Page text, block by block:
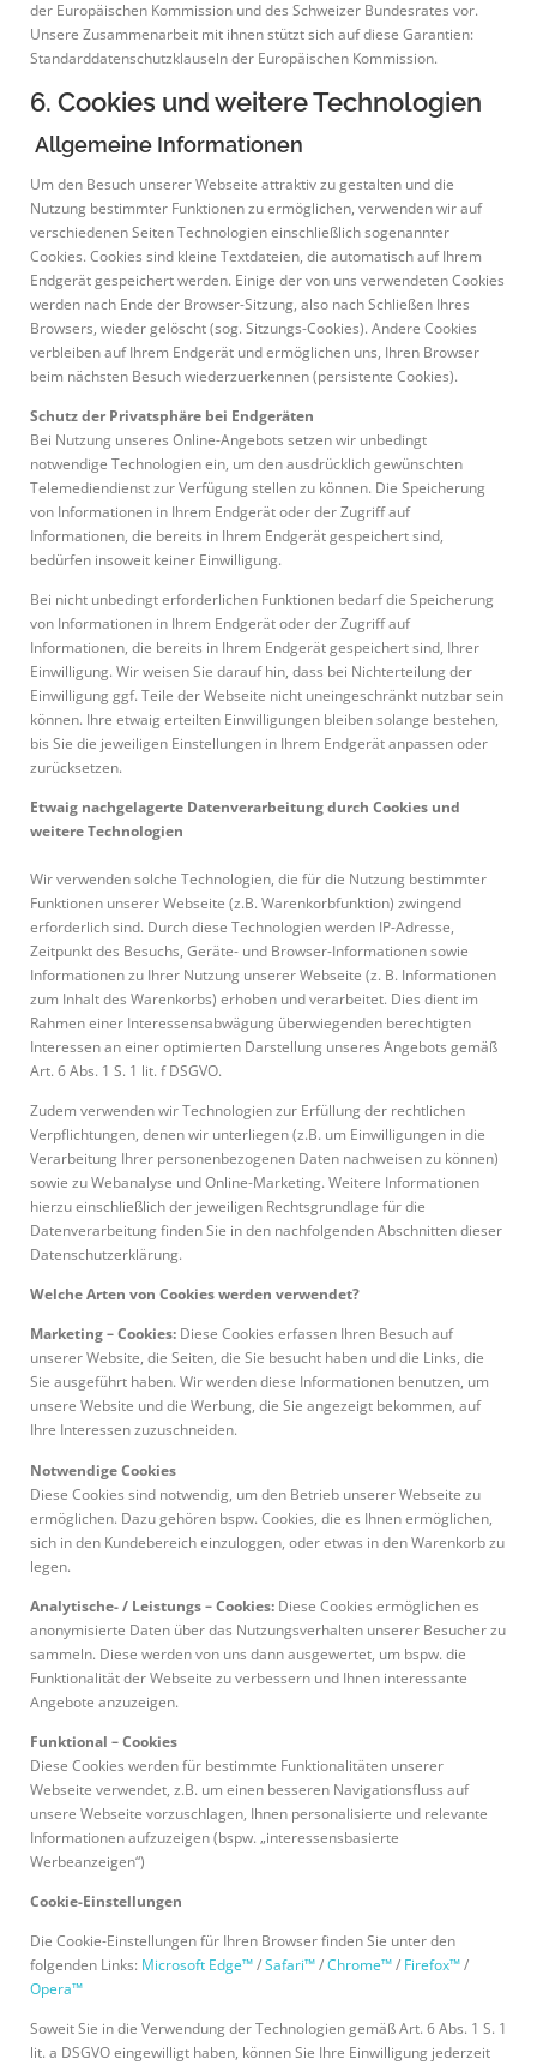
der Europäischen Kommission und des Schweizer Bundesrates vor.
Unsere Zusammenarbeit mit ihnen stützt sich auf diese Garantien:
Standarddatenschutzklauseln der Europäischen Kommission.
6. Cookies und weitere Technologien
Allgemeine Informationen
Um den Besuch unserer Webseite attraktiv zu gestalten und die
Nutzung bestimmter Funktionen zu ermöglichen, verwenden wir auf
verschiedenen Seiten Technologien einschließlich sogenannter
Cookies. Cookies sind kleine Textdateien, die automatisch auf Ihrem
Endgerät gespeichert werden. Einige der von uns verwendeten Cookies
werden nach Ende der Browser-Sitzung, also nach Schließen Ihres
Browsers, wieder gelöscht (sog. Sitzungs-Cookies). Andere Cookies
verbleiben auf Ihrem Endgerät und ermöglichen uns, Ihren Browser
beim nächsten Besuch wiederzuerkennen (persistente Cookies).
Schutz der Privatsphäre bei Endgeräten
Bei Nutzung unseres Online-Angebots setzen wir unbedingt
notwendige Technologien ein, um den ausdrücklich gewünschten
Telemediendienst zur Verfügung stellen zu können. Die Speicherung
von Informationen in Ihrem Endgerät oder der Zugriff auf
Informationen, die bereits in Ihrem Endgerät gespeichert sind,
bedürfen insoweit keiner Einwilligung.
Bei nicht unbedingt erforderlichen Funktionen bedarf die Speicherung
von Informationen in Ihrem Endgerät oder der Zugriff auf
Informationen, die bereits in Ihrem Endgerät gespeichert sind, Ihrer
Einwilligung. Wir weisen Sie darauf hin, dass bei Nichterteilung der
Einwilligung ggf. Teile der Webseite nicht uneingeschränkt nutzbar sein
können. Ihre etwaig erteilten Einwilligungen bleiben solange bestehen,
bis Sie die jeweiligen Einstellungen in Ihrem Endgerät anpassen oder
zurücksetzen.
Etwaig nachgelagerte Datenverarbeitung durch Cookies und
weitere Technologien
Wir verwenden solche Technologien, die für die Nutzung bestimmter
Funktionen unserer Webseite (z.B. Warenkorbfunktion) zwingend
erforderlich sind. Durch diese Technologien werden IP-Adresse,
Zeitpunkt des Besuchs, Geräte- und Browser-Informationen sowie
Informationen zu Ihrer Nutzung unserer Webseite (z. B. Informationen
zum Inhalt des Warenkorbs) erhoben und verarbeitet. Dies dient im
Rahmen einer Interessensabwägung überwiegenden berechtigten
Interessen an einer optimierten Darstellung unseres Angebots gemäß
Art. 6 Abs. 1 S. 1 lit. f DSGVO.
Zudem verwenden wir Technologien zur Erfüllung der rechtlichen
Verpflichtungen, denen wir unterliegen (z.B. um Einwilligungen in die
Verarbeitung Ihrer personenbezogenen Daten nachweisen zu können)
sowie zu Webanalyse und Online-Marketing. Weitere Informationen
hierzu einschließlich der jeweiligen Rechtsgrundlage für die
Datenverarbeitung finden Sie in den nachfolgenden Abschnitten dieser
Datenschutzerklärung.
Welche Arten von Cookies werden verwendet?
Marketing – Cookies: Diese Cookies erfassen Ihren Besuch auf
unserer Website, die Seiten, die Sie besucht haben und die Links, die
Sie ausgeführt haben. Wir werden diese Informationen benutzen, um
unsere Website und die Werbung, die Sie angezeigt bekommen, auf
Ihre Interessen zuzuschneiden.
Notwendige Cookies
Diese Cookies sind notwendig, um den Betrieb unserer Webseite zu
ermöglichen. Dazu gehören bspw. Cookies, die es Ihnen ermöglichen,
sich in den Kundebereich einzuloggen, oder etwas in den Warenkorb zu
legen.
Analytische- / Leistungs – Cookies: Diese Cookies ermöglichen es
anonymisierte Daten über das Nutzungsverhalten unserer Besucher zu
sammeln. Diese werden von uns dann ausgewertet, um bspw. die
Funktionalität der Webseite zu verbessern und Ihnen interessante
Angebote anzuzeigen.
Funktional – Cookies
Diese Cookies werden für bestimmte Funktionalitäten unserer
Webseite verwendet, z.B. um einen besseren Navigationsfluss auf
unsere Webseite vorzuschlagen, Ihnen personalisierte und relevante
Informationen aufzuzeigen (bspw. „interessensbasierte
Werbeanzeigen“)
Cookie-Einstellungen
Die Cookie-Einstellungen für Ihren Browser finden Sie unter den
folgenden Links: Microsoft Edge™/Safari™/Chrome™/ Firefox™/
Opera™
Soweit Sie in die Verwendung der Technologien gemäß Art. 6 Abs. 1 S. 1
lit. a DSGVO eingewilligt haben, können Sie Ihre Einwilligung jederzeit